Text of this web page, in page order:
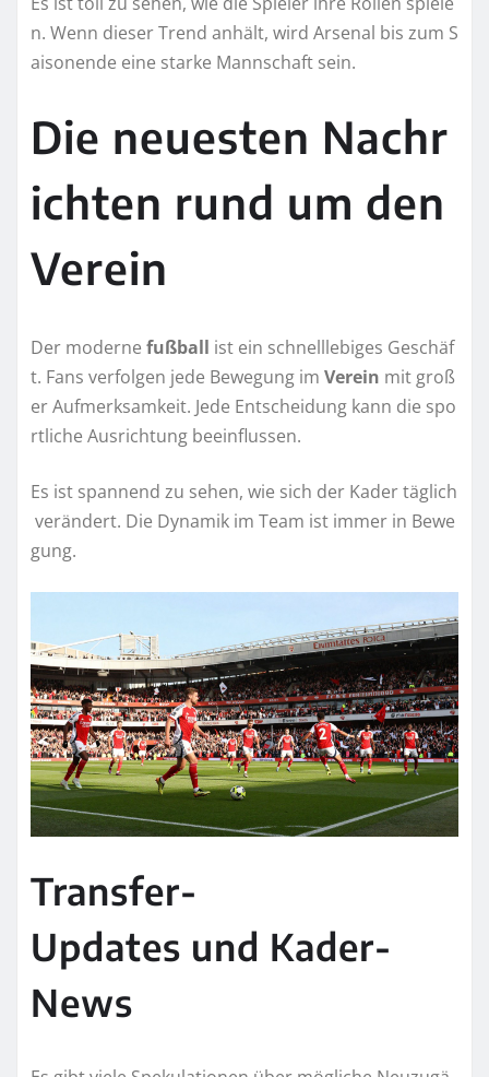
n. Wenn dieser Trend anhält, wird Arsenal bis zum S
aisonende eine starke Mannschaft sein.
Die neuesten Nachr
ichten rund um den
Verein
Der moderne fußball ist ein schnelllebiges Geschäf
t. Fans verfolgen jede Bewegung im Verein mit groß
er Aufmerksamkeit. Jede Entscheidung kann die spo
rtliche Ausrichtung beeinflussen.
Es ist spannend zu sehen, wie sich der Kader täglich
verändert. Die Dynamik im Team ist immer in Bewe
gung.
Transfer-
Updates und Kader-
News